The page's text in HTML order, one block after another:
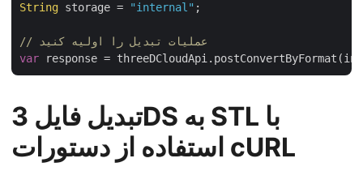
String storage = "internal" ;
// عملیات تبدیل را اولیه کنید
var response =
تبدیل فایل 3DS به STL با
استفاده از دستورات cURL